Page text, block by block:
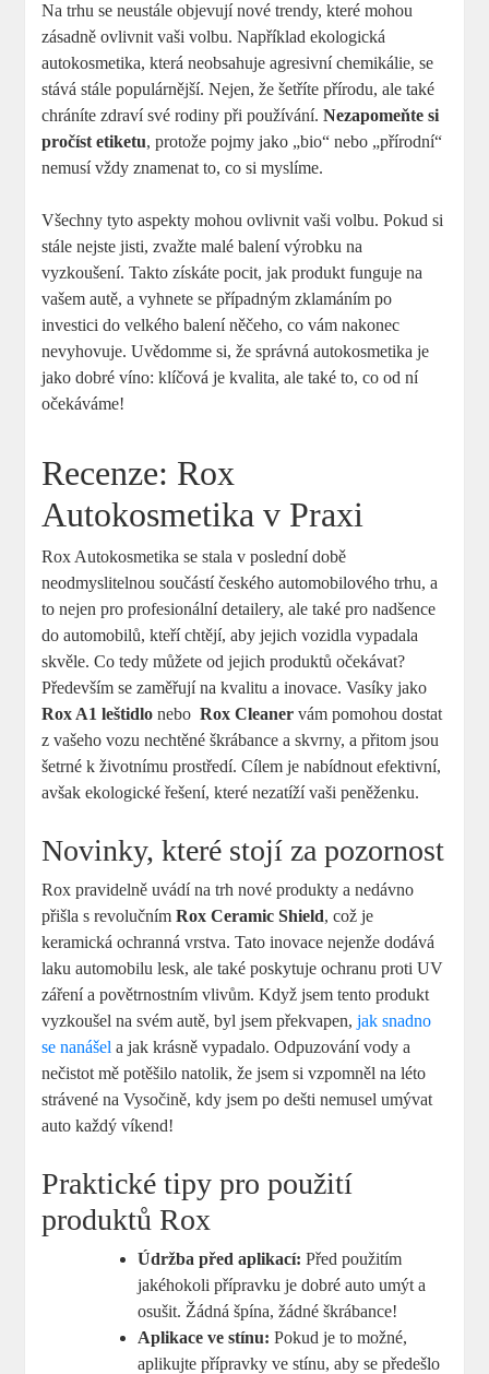
Na trhu se neustále objevují nové⁤ trendy, které mohou
zásadně ovlivnit vaši ⁣volbu. Například ekologická
autokosmetika, která neobsahuje agresivní ⁤chemikálie, se
stává‌ stále populárnější. ⁤Nejen, že šetříte přírodu, ale⁢ také
chráníte ⁣zdraví⁢ své rodiny ‍při používání.Nezapomeňte si
pročíst etiketu, protože pojmy ⁤jako „bio“ nebo „přírodní“
nemusí vždy znamenat‌ to, co si​ myslíme.
Všechny tyto aspekty mohou ‌ovlivnit vaši⁢ volbu. Pokud si
stále⁤ nejste jisti, zvažte⁢ malé ‍balení výrobku ​na
vyzkoušení. ⁢Takto získáte pocit, ⁣jak produkt funguje na
vašem autě, a‍ vyhnete ‌se případným⁢ zklamáním ⁤po ​
investici do velkého balení něčeho, co vám nakonec
nevyhovuje.⁣ Uvědomme‍ si, ‌že správná autokosmetika je‌
jako dobré víno: klíčová je kvalita, ale také ⁤to, ⁢co‌ od‌ ní
⁤očekáváme!
Recenze:‍ Rox
Autokosmetika v Praxi
Rox Autokosmetika se stala v​ poslední době‍
neodmyslitelnou součástí českého automobilového trhu, a
to nejen pro profesionální ⁤detailery, ‍ale také pro nadšence
⁣do automobilů, kteří chtějí, aby jejich vozidla vypadala
skvěle. Co tedy‌ můžete ​od jejich produktů očekávat?
⁤Především se ⁤zaměřují ​na kvalitu a inovace. ‌Vasíky jako
Rox A1 leštidlo nebo ‍Rox⁣ Cleaner vám ⁢pomohou dostat
z⁢ vašeho vozu nechtěné škrábance ⁢a⁣ skvrny, a⁢ přitom jsou
šetrné⁢ k životnímu prostředí.⁤ Cílem je nabídnout efektivní,
⁣avšak​ ekologické řešení, ⁣které nezatíží⁤ vaši peněženku.
Novinky, které stojí‌ za ‌pozornost
Rox⁤ pravidelně uvádí ​na ⁤trh nové​ produkty a nedávno
přišla ‍s ‌revolučním⁤Rox Ceramic Shield, ⁢což je
keramická​ ochranná vrstva. Tato‌ inovace nejenže‍ dodává‌
laku automobilu lesk, ale také poskytuje ochranu proti UV
⁣záření a povětrnostním vlivům. ‍Když ⁣jsem ⁣tento produkt
vyzkoušel na svém ‍autě,⁣ byl jsem překvapen,jak snadno
se nanášel a jak ⁣krásně vypadalo. ⁢Odpuzování​ vody a
‍nečistot mě potěšilo​ natolik,​ že jsem si vzpomněl na léto‌
strávené​ na Vysočině, kdy jsem⁢ po dešti nemusel umývat
auto ⁢každý víkend!
Praktické tipy pro použití
⁢produktů Rox
Údržba před‌ aplikací: Před použitím
⁣jakéhokoli ​přípravku ⁤je dobré‍ auto umýt a
osušit. Žádná špína, žádné škrábance!
Aplikace ve stínu: Pokud je to možné,
aplikujte přípravky ⁣ve stínu, aby se předešlo